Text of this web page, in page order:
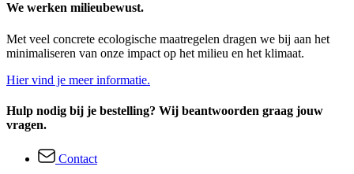
We werken milieubewust.
Met veel concrete ecologische maatregelen dragen we bij aan het
minimaliseren van onze impact op het milieu en het klimaat.
Hier vind je meer informatie.
Hulp nodig bij je bestelling? Wij beantwoorden graag jouw
vragen.
Contact